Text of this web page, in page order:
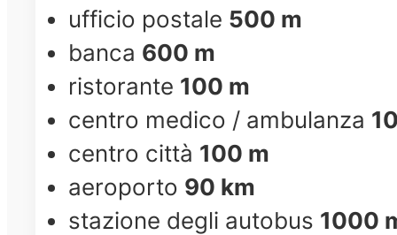
ufficio postale 500 m
banca 600 m
ristorante 100 m
centro medico / ambulanza
centro città 100 m
aeroporto 90 km
stazione degli autobus 1000